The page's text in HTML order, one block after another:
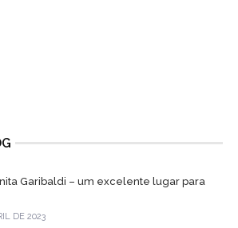
Garibaldi – um excelente lugar para
DE 2023